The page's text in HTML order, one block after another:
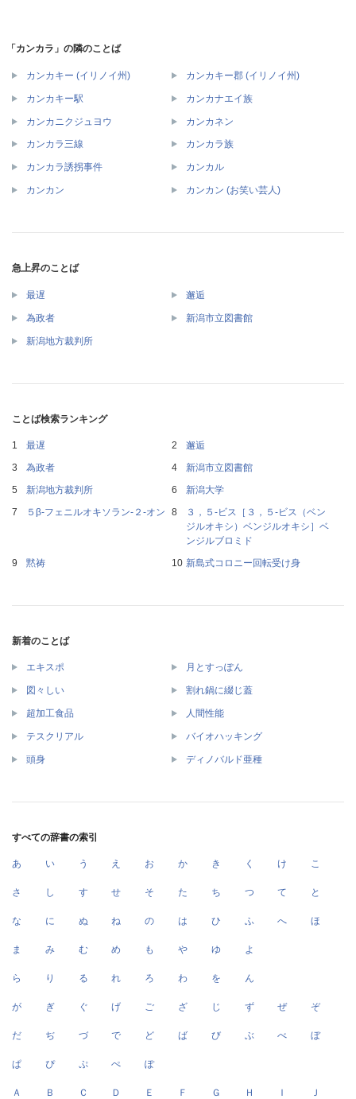
「カンカラ」の隣のことば
カンカキー (イリノイ州) カンカキー郡 (イリノイ州)
カンカキー駅 カンカナエイ族
カンカニクジュヨウ カンカネン
カンカラ三線 カンカラ族
カンカラ誘拐事件 カンカル
カンカン カンカン (お笑い芸人)
急上昇のことば
最遅 邂逅
為政者 新潟市立図書館
新潟地方裁判所
ことば検索ランキング
最遅
邂逅
為政者
新潟市立図書館
新潟地方裁判所
新潟大学
５β‐フェニルオキソラン‐２‐オン
３，５‐ビス［３，５‐ビス（ベン
ジルオキシ）ベンジルオキシ］ベ
ンジルブロミド
黙祷
新島式コロニー回転受け身
新着のことば
エキスポ 月とすっぽん
図々しい 割れ鍋に綴じ蓋
超加工食品 人間性能
テスクリアル バイオハッキング
頭身 ディノバルド亜種
すべての辞書の索引
あ い う え お か き く け こ
さ し す せ そ た ち つ て と
な に ぬ ね の は ひ ふ へ ほ
ま み む め も や ゆ よ
ら り る れ ろ わ を ん
が ぎ ぐ げ ご ざ じ ず ぜ ぞ
だ ぢ づ で ど ば び ぶ べ ぼ
ぱ ぴ ぷ ぺ ぽ
Ａ Ｂ Ｃ Ｄ Ｅ Ｆ Ｇ Ｈ Ｉ Ｊ